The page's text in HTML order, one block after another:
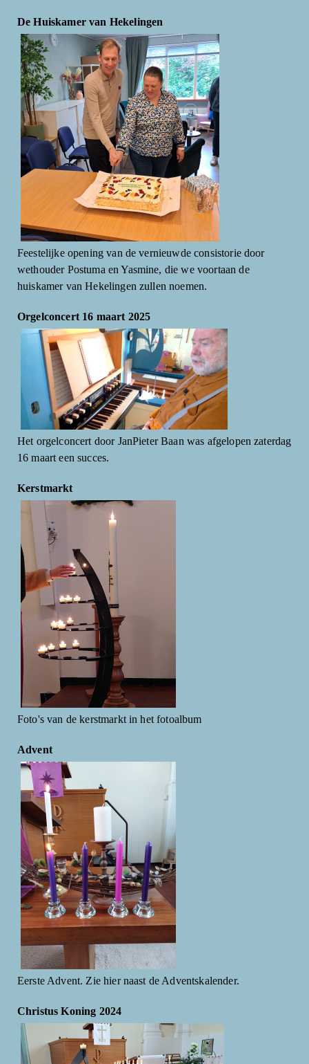
De Huiskamer van Hekelingen
Feestelijke opening van de vernieuwde consistorie door
wethouder Postuma en Yasmine, die we voortaan de
huiskamer van Hekelingen zullen noemen.
Orgelconcert 16 maart 2025
Het orgelconcert door JanPieter Baan was afgelopen zaterdag
16 maart een succes.
Kerstmarkt
Foto's van de kerstmarkt in het fotoalbum
Advent
Eerste Advent. Zie hier naast de Adventskalender.
Christus Koning 2024